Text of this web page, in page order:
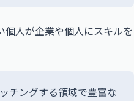
人が企業や個人にスキルを
チングする領域で豊富な